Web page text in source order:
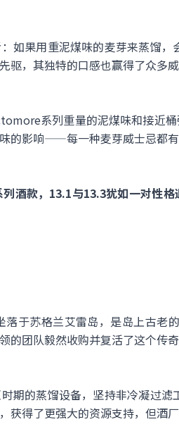
如果用重泥煤味的麦芽来蒸馏
驱，其独特的口感也赢得了众多威
系列重量的泥煤味和接近
的影响——每一种麦芽威士忌都有
酒款，13.1与13.3犹如一对性
于苏格兰艾雷岛，是岛上古老
团队毅然收购并复活了这个传奇
期的蒸馏设备，坚持非冷凝过
获得了更强大的资源支持，但酒